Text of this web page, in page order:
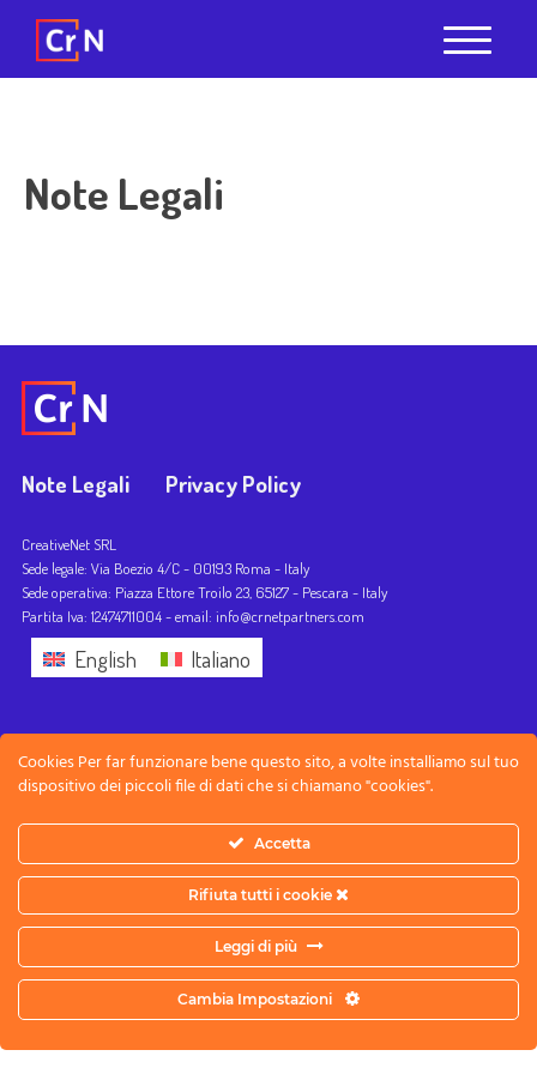
Note Legali
Note Legali Privacy Policy
CreativeNet SRL
Sede legale: Via Boezio 4/C - 00193 Roma - Italy
Sede operativa: Piazza Ettore Troilo 23, 65127 - Pescara - Italy
Partita Iva: 12474711004 - email: info@crnetpartners.com
Cookies Per far funzionare bene questo sito, a volte installiamo sul tuo
dispositivo dei piccoli file di dati che si chiamano "cookies".
Accetta
Rifiuta tutti i cookie
Leggi di più
Cambia Impostazioni
English Italiano